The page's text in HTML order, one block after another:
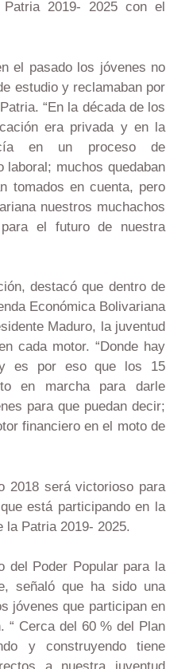
2019- 2025 con el
el pasado los jóvenes no
estudio y reclamaban por
“En la década de los
era privada y en la
en un proceso de
laboral; muchos quedaban
tomados en cuenta, pero
nuestros muchachos
el futuro de nuestra
destacó que dentro de
Económica Bolivariana
Maduro, la juventud
cada motor. “Donde hay
es por eso que los 15
en marcha para darle
para que puedan decir;
financiero en el moto de
2018 será victorioso para
está participando en la
la Patria 2019- 2025.
del Poder Popular para la
señaló que ha sido una
jóvenes que participan en
“ Cerca del 60 % del Plan
y construyendo tiene